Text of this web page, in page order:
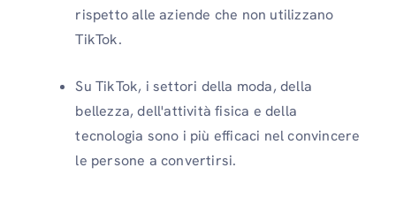
rispetto alle aziende che non utilizzano
TikTok.
Su TikTok, i settori della moda, della
bellezza, dell'attività fisica e della
tecnologia sono i più efficaci nel convincere
le persone a convertirsi.